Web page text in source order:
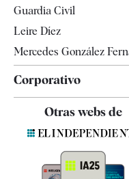
Guardia Civil
Leire Díez
Mercedes González
Corporativo
Contacto
Otras webs de